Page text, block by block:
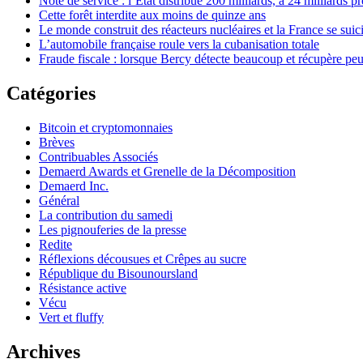
Cette forêt interdite aux moins de quinze ans
Le monde construit des réacteurs nucléaires et la France se
L’automobile française roule vers la cubanisation totale
Fraude fiscale : lorsque Bercy détecte beaucoup et récupère peu
Catégories
Bitcoin et cryptomonnaies
Brèves
Contribuables Associés
Demaerd Awards et Grenelle de la Décomposition
Demaerd Inc.
Général
La contribution du samedi
Les pignouferies de la presse
Redite
Réflexions décousues et Crêpes au sucre
République du Bisounoursland
Résistance active
Vécu
Vert et fluffy
Archives